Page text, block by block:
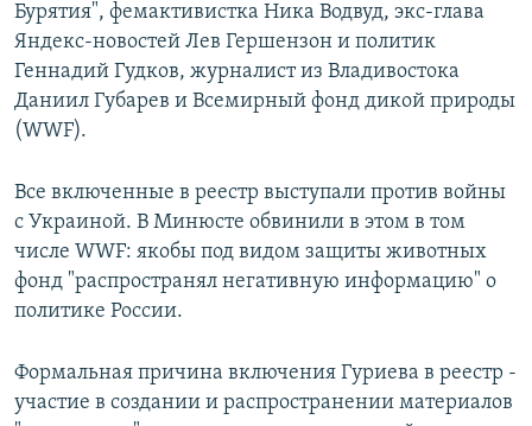
Бурятия", фемактивистка Ника Водвуд, экс-глава
Яндекс-новостей Лев Гершензон и политик
Геннадий Гудков, журналист из Владивостока
Даниил Губарев и Всемирный фонд дикой природы
(WWF).
Все включенные в реестр выступали против войны
с Украиной. В Минюсте обвинили в этом в том
числе WWF: якобы под видом защиты животных
фонд "распространял негативную информацию" о
политике России.
Формальная причина включения Гуриева в реестр -
участие в создании и распространении материалов